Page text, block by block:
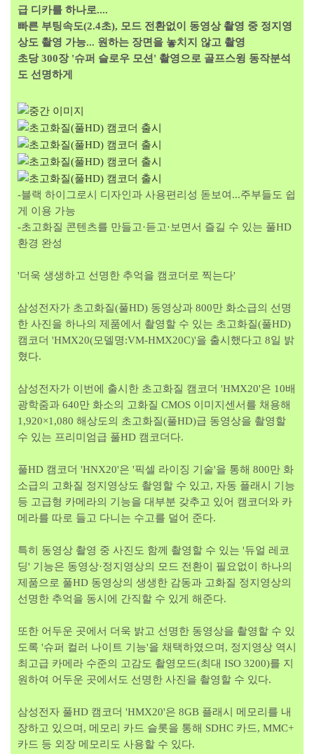
급 디카를 하나로....
빠른 부팅속도(2.4초), 모드 전환없이 동영상 촬영 중 정지영
상도 촬영 가능... 원하는 장면을 놓치지 않고 촬영
초당 300장 '슈퍼 슬로우 모션' 촬영으로 골프스윙 동작분석
도 선명하게
-블랙 하이그로시 디자인과 사용편리성 돋보여...주부들도 쉽
게 이용 가능
-초고화질 콘텐츠를 만들고·듣고·보면서 즐길 수 있는 풀HD
환경 완성
'더욱 생생하고 선명한 추억을 캠코더로 찍는다'
삼성전자가 초고화질(풀HD) 동영상과 800만 화소급의 선명
한 사진을 하나의 제품에서 촬영할 수 있는 초고화질(풀HD)
캠코더 'HMX20(모델명:VM-HMX20C)'을 출시했다고 8일 밝
혔다.
삼성전자가 이번에 출시한 초고화질 캠코더 'HMX20'은 10배
광학줌과 640만 화소의 고화질 CMOS 이미지센서를 채용해
1,920×1,080 해상도의 초고화질(풀HD)급 동영상을 촬영할
수 있는 프리미엄급 풀HD 캠코더다.
풀HD 캠코더 'HNX20'은 '픽셀 라이징 기술'을 통해 800만 화
소급의 고화질 정지영상도 촬영할 수 있고, 자동 플래시 기능
등 고급형 카메라의 기능을 대부분 갖추고 있어 캠코더와 카
메라를 따로 들고 다니는 수고를 덜어 준다.
특히 동영상 촬영 중 사진도 함께 촬영할 수 있는 '듀얼 레코
딩' 기능은 동영상·정지영상의 모드 전환이 필요없이 하나의
제품으로 풀HD 동영상의 생생한 감동과 고화질 정지영상의
선명한 추억을 동시에 간직할 수 있게 해준다.
또한 어두운 곳에서 더욱 밝고 선명한 동영상을 촬영할 수 있
도록 '슈퍼 컬러 나이트 기능'을 채택하였으며, 정지영상 역시
최고급 카메라 수준의 고감도 촬영모드(최대 ISO 3200)를 지
원하여 어두운 곳에서도 선명한 사진을 촬영할 수 있다.
삼성전자 풀HD 캠코더 'HMX20'은 8GB 플래시 메모리를 내
장하고 있으며, 메모리 카드 슬롯을 통해 SDHC 카드, MMC+
카드 등 외장 메모리도 사용할 수 있다.